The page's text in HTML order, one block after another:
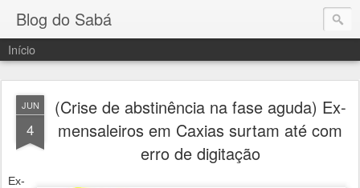
Blog do Sabá
Início
JUN
4
(Crise de abstinência na fase aguda) Ex-
mensaleiros em Caxias surtam até com
erro de digitação
Ex-